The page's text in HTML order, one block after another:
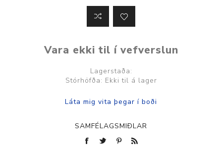
Vara ekki til í vefverslun
Lagerstaða:
Stórhöfða: Ekki til á lager
SAMFÉLAGSMIÐLAR